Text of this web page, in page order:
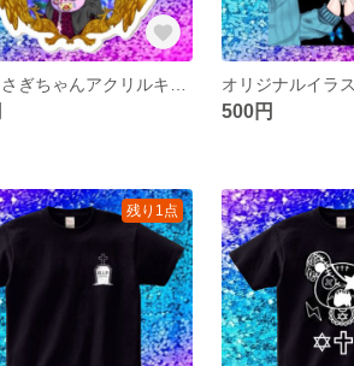
オリジナルイラ
500円
残り1点